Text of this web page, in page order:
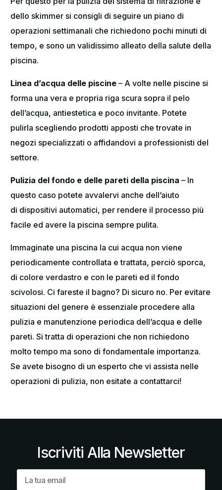
dello skimmer si consigli di seguire un piano di
operazioni settimanali che richiedono pochi minuti di
tempo, e sono un validissimo alleato della salute della
piscina.
Linea d’acqua delle piscine – A volte nelle piscine si
forma una vera e propria riga scura sopra il pelo
dell’acqua, antiestetica e poco invitante. Potete
pulirla scegliendo prodotti apposti che trovate in
negozi specializzati o affidandovi a professionisti del
settore.
Pulizia del fondo e delle pareti della piscina – In
questo caso potete avvalervi anche dell’aiuto
di dispositivi automatici, per rendere il processo più
facile ed avere la piscina sempre pulita.
Immaginate una piscina la cui acqua non viene
periodicamente controllata e trattata, perciò sporca,
di colore verdastro e con le pareti ed il fondo
scivolosi. Ci fareste il bagno? Di sicuro no. Per evitare
situazioni del genere è essenziale procedere alla
pulizia e manutenzione periodica dell’acqua e delle
pareti. Si tratta di operazioni che non richiedono
molto tempo ma sono di fondamentale importanza.
Se avete bisogno di un esperto che vi assista nelle
operazioni di pulizia, non esitate a contattarci!
Iscriviti Alla Newsletter